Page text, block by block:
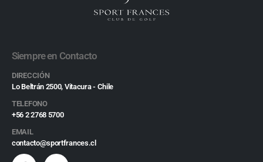
Siempre en Contacto
DIRECCIÓN
Lo Beltrán 2500, Vitacura - Chile
TELEFONO
+56 2 2768 5700
EMAIL
contacto@sportfrances.cl